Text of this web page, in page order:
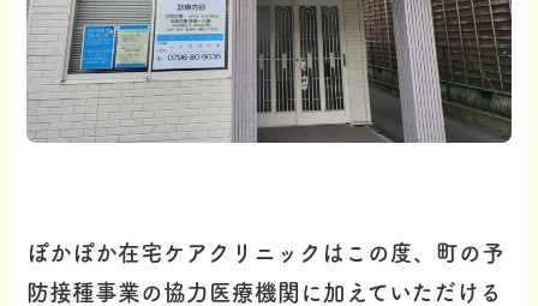
ぽかぽか在宅ケアクリニックはこの度、町の予
防接種事業の協力医療機関に加えていただける